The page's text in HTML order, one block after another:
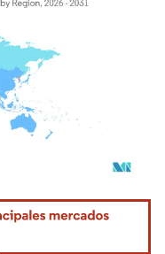
según CC BY 4.0.